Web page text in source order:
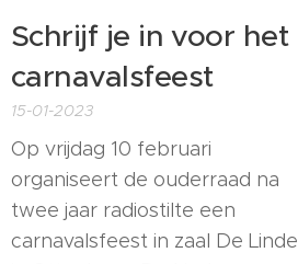
Schrijf je in voor het
carnavalsfeest
15-01-2023
Op vrijdag 10 februari
organiseert de ouderraad na
twee jaar radiostilte een
carnavalsfeest in zaal De Linde